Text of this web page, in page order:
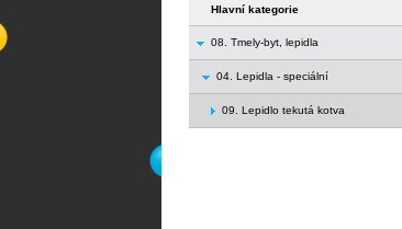
Hlavní kategorie
08. Tmely-byt, lepidla
04. Lepidla - speciální
09. Lepidlo tekutá kotva